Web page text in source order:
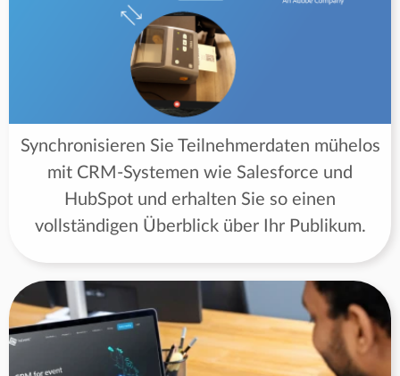
Synchronisieren Sie Teilnehmerdaten mühelos
mit CRM-Systemen wie Salesforce und
HubSpot und erhalten Sie so einen
vollständigen Überblick über Ihr Publikum.